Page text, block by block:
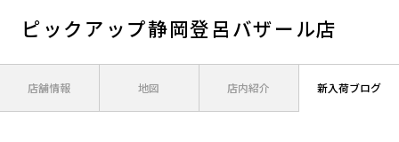
ピックアップ静岡登呂バザール店
店舗情報 地図 店内紹介 新入荷ブログ